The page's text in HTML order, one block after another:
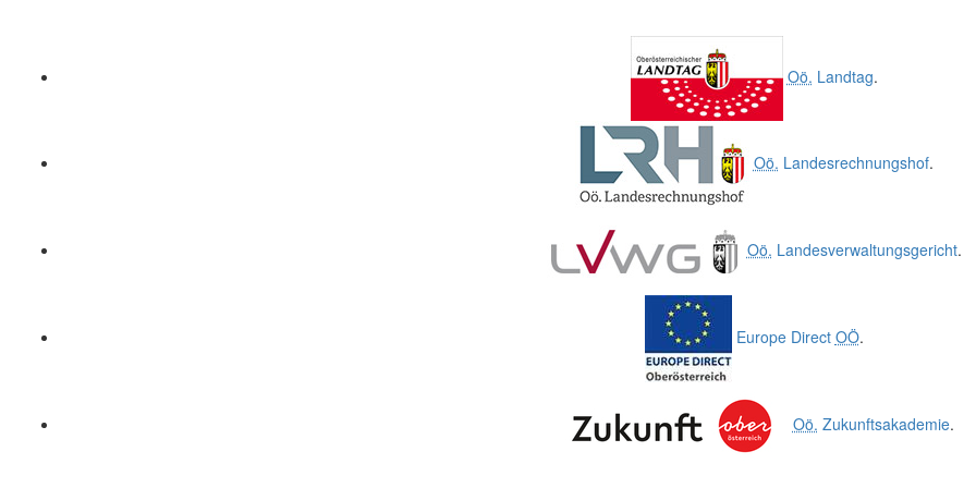
Oö. Landtag.
Oö. Landesrechnungshof.
Oö. Landesverwaltungsgericht.
Europe Direct OÖ.
Oö. Zukunftsakademie.